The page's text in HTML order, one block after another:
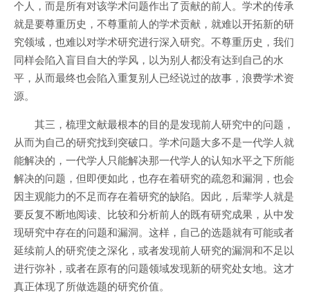
个人，而是所有对该学术问题作出了贡献的前人。学术的传承
就是要尊重历史，不尊重前人的学术贡献，就难以开拓新的研
究领域，也难以对学术研究进行深入研究。不尊重历史，我们
同样会陷入盲目自大的学风，以为别人都没有达到自己的水
平，从而最终也会陷入重复别人已经说过的故事，浪费学术资
源。
其三，梳理文献最根本的目的是发现前人研究中的问题，
从而为自己的研究找到突破口。学术问题大多不是一代学人就
能解决的，一代学人只能解决那一代学人的认知水平之下所能
解决的问题，但即便如此，也存在着研究的疏忽和漏洞，也会
因主观能力的不足而存在着研究的缺陷。因此，后辈学人就是
要反复不断地阅读、比较和分析前人的既有研究成果，从中发
现研究中存在的问题和漏洞。这样，自己的选题就有可能或者
延续前人的研究使之深化，或者发现前人研究的漏洞和不足以
进行弥补，或者在原有的问题领域发现新的研究处女地。这才
真正体现了所做选题的研究价值。